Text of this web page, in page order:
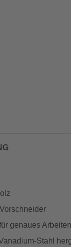
genaues Arbeiten
Stahl